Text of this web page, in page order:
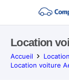
Location
Accueil
Location voiture